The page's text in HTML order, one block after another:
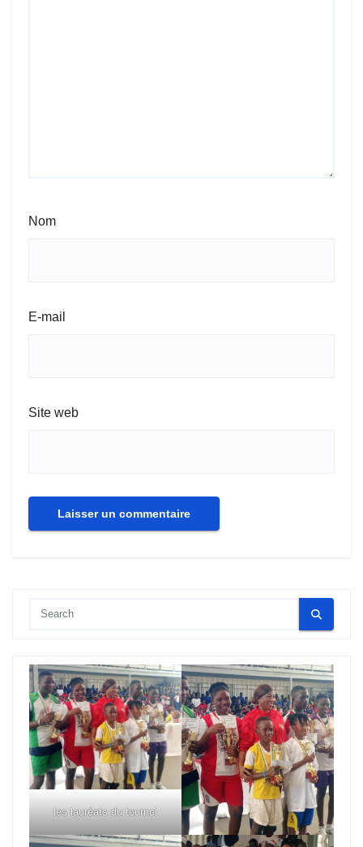
Nom
E-mail
Site web
les lauréats du tournoi